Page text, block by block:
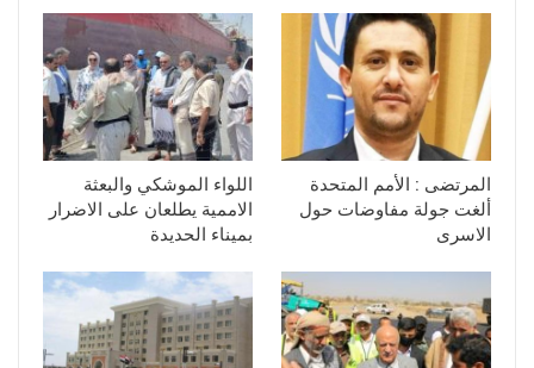
المرتضى : الأمم المتحدة
ألغت جولة مفاوضات حول
الاسرى
اللواء الموشكي والبعثة
الاممية يطلعان على الاضرار
بميناء الحديدة